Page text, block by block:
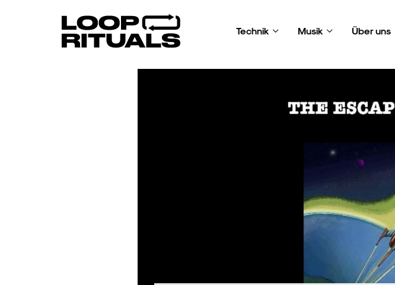
Technik Musik Über uns